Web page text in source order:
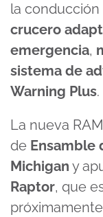
la conducción
crucero
emergencia,
sistema de
Warning Plus.
La nueva
de Ensamble
Michigan y
Raptor, que